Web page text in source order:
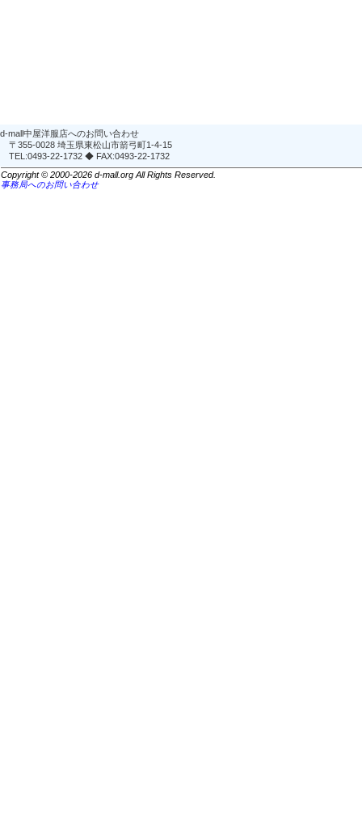
d-mall中屋洋服店へのお問い合わせ
〒355-0028 埼玉県東松山市箭弓町1-4-15
TEL:0493-22-1732 ◆ FAX:0493-22-1732
Copyright © 2000-2026 d-mall.org All Rights Reserved.
事務局へのお問い合わせ